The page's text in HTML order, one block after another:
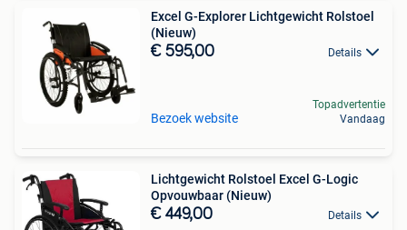
Excel G-Explorer Lichtgewicht Rolstoel
(Nieuw)
€ 595,00 Details
Bezoek website
Topadvertentie
Vandaag
Lichtgewicht Rolstoel Excel G-Logic
Opvouwbaar (Nieuw)
€ 449,00 Details